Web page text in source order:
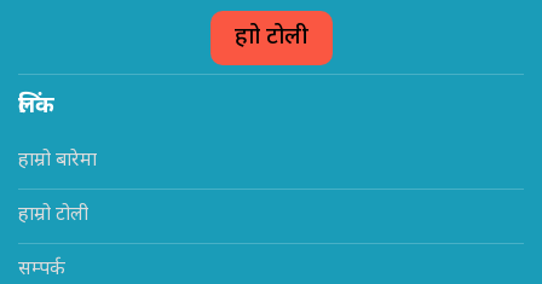
हाम्रो टोली
लिंक
हाम्रो बारेमा
हाम्रो टोली
सम्पर्क